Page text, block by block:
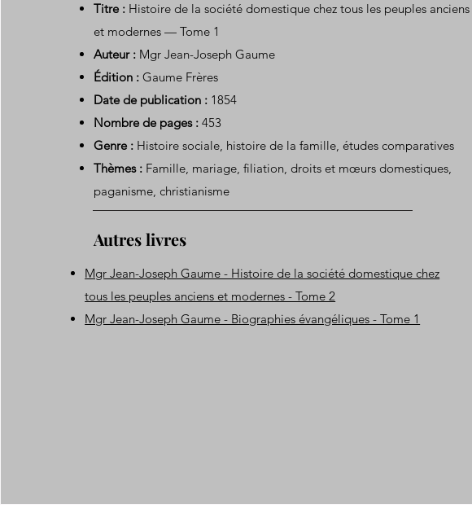
Titre : Histoire de la société domestique chez tous les peuples anciens
et modernes — Tome 1
Auteur : Mgr Jean-Joseph Gaume
Édition : Gaume Frères
Date de publication : 1854
Nombre de pages : 453
Genre : Histoire sociale, histoire de la famille, études comparatives
Thèmes : Famille, mariage, filiation, droits et mœurs domestiques,
paganisme, christianisme
Autres livres
Mgr Jean-Joseph Gaume - Histoire de la société domestique chez
tous les peuples anciens et modernes - Tome 2
Mgr Jean-Joseph Gaume - Biographies évangéliques - Tome 1